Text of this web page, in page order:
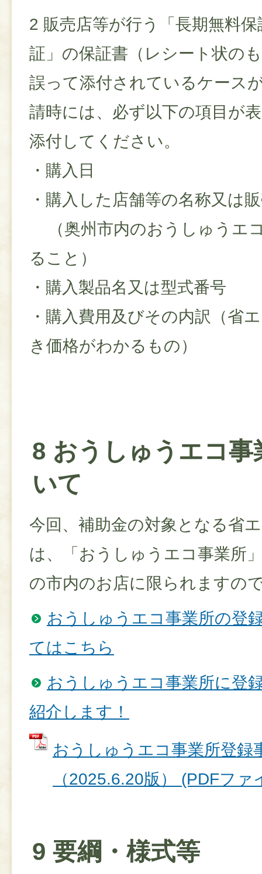
2 販売店等が行う「長期無料
証」の保証書（レシート状の
誤って添付されているケース
請時には、必ず以下の項目が
添付してください。
・購入日
・購入した店舗等の名称又は
（奥州市内のおうしゅうエ
ること）
・購入製品名又は型式番号
・購入費用及びその内訳（省
き価格がわかるもの）
8 おうしゅうエコ事
いて
今回、補助金の対象となる省
は、「おうしゅうエコ事業所
の市内のお店に限られますの
おうしゅうエコ事業所の登
てはこちら
おうしゅうエコ事業所に登
紹介します！
おうしゅうエコ事業所登録
（2025.6.20版） (PDFフ
9 要綱・様式等